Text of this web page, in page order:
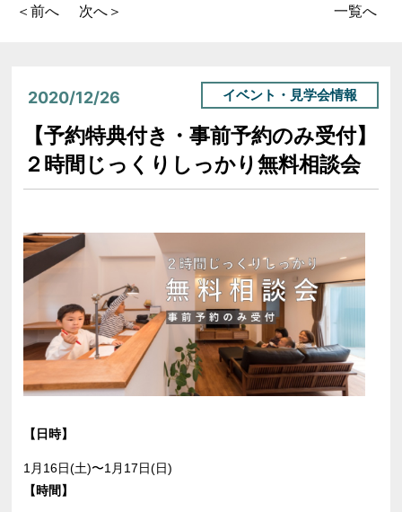
＜前へ 次へ＞ 一覧へ
イベント・見学会情報
2020/12/26
【予約特典付き・事前予約のみ受付】
２時間じっくりしっかり無料相談会
【日時】
1月16日(土)〜1月17日(日)
【時間】